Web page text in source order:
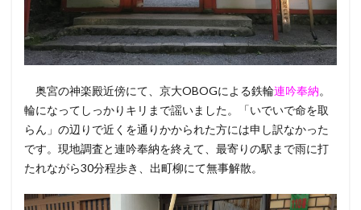
奥宮の神楽殿近傍にて、京大OBOGによる鉄輪連吟奉納。
輪になってしっかりキリまで謡いました。「いでいで命を取
らん」の辺りで近くを通りかかられた方には申し訳なかった
です。現地調査と連吟奉納を終えて、最寄りの駅まで雨に打
たれながら30分程歩き、出町柳にて無事解散。